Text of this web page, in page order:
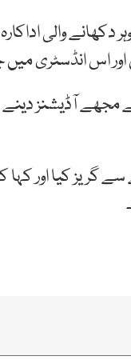
دکھانے والی
اس انڈسٹری
مجھے آڈیشنز
سے گریز کیا اور